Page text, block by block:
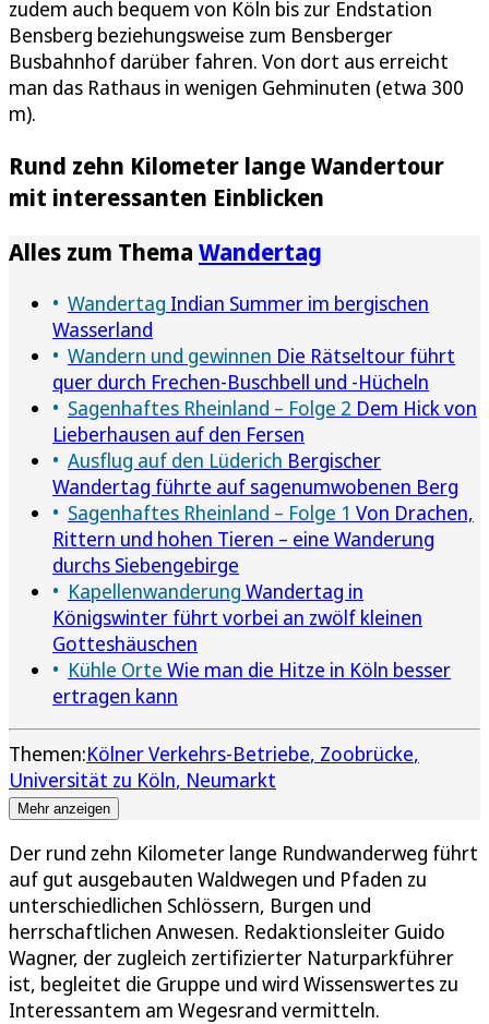
zudem auch bequem von Köln bis zur Endstation
Bensberg beziehungsweise zum Bensberger
Busbahnhof darüber fahren. Von dort aus erreicht
man das Rathaus in wenigen Gehminuten (etwa 300
m).
Rund zehn Kilometer lange Wandertour
mit interessanten Einblicken
Alles zum Thema Wandertag
Wandertag Indian Summer im bergischen
Wasserland
Wandern und gewinnen Die Rätseltour führt
quer durch Frechen-Buschbell und -Hücheln
Sagenhaftes Rheinland – Folge 2 Dem Hick von
Lieberhausen auf den Fersen
Ausflug auf den Lüderich Bergischer
Wandertag führte auf sagenumwobenen Berg
Sagenhaftes Rheinland – Folge 1 Von Drachen,
Rittern und hohen Tieren – eine Wanderung
durchs Siebengebirge
Kapellenwanderung Wandertag in
Königswinter führt vorbei an zwölf kleinen
Gotteshäuschen
Kühle Orte Wie man die Hitze in Köln besser
ertragen kann
Themen:Kölner Verkehrs-Betriebe Zoobrücke
Universität zu Köln Neumarkt
Mehr anzeigen
Der rund zehn Kilometer lange Rundwanderweg führt
auf gut ausgebauten Waldwegen und Pfaden zu
unterschiedlichen Schlössern, Burgen und
herrschaftlichen Anwesen. Redaktionsleiter Guido
Wagner, der zugleich zertifizierter Naturparkführer
ist, begleitet die Gruppe und wird Wissenswertes zu
Interessantem am Wegesrand vermitteln.